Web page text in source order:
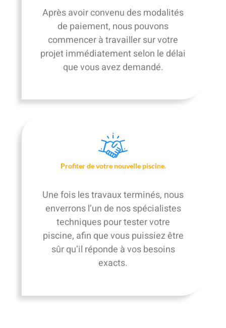
Après avoir convenu des modalités
de paiement, nous pouvons
commencer à travailler sur votre
projet immédiatement selon le délai
que vous avez demandé.
Profiter de votre nouvelle piscine.
Une fois les travaux terminés, nous
enverrons l’un de nos spécialistes
techniques pour tester votre
piscine, afin que vous puissiez être
sûr qu’il réponde à vos besoins
exacts.